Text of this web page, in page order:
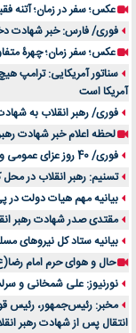
عکس؛ سفر در زمان؛ آتنه فقیه نصیری در 23 سالگی و
فوری/ فارس: خبر شهادت
عکس؛ سفر زمان؛ چهرۀ متفاوت میترا حجار
سناتور آمریکایی: ترامپ
آمریکا است
فوری/ رهبر انقلاب به
لحظه اعلام خبر شهادت
فوری/ 40 روز عزای عمومی و 7 روز تعطیلی عمومی در ایران اعلام شد
تسنیم: رهبر انقلاب در
بیانیه مهم هیات دولت در
مقتدی صدر شهادت رهبر
بیانیه ستاد کل نیروهای
حال و هوای حرم امام
نورنیوز: علی شمخانی و
مخبر: رئیس‌جمهور، رئیس
انتقال پس ‌از شهادت رهبر